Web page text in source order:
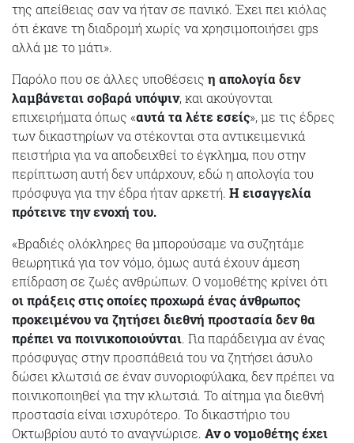
της απείθειας σαν να ήταν σε πανικό. Έχει πει κιόλας
ότι έκανε τη διαδρομή χωρίς να χρησιμοποιήσει gps
αλλά με το μάτι».
Παρόλο που σε άλλες υποθέσεις η απολογία δεν
λαμβάνεται σοβαρά υπόψιν, και ακούγονται
επιχειρήματα όπως «αυτά τα λέτε εσείς», με τις έδρες
των δικαστηρίων να στέκονται στα αντικειμενικά
πειστήρια για να αποδειχθεί το έγκλημα, που στην
περίπτωση αυτή δεν υπάρχουν, εδώ η απολογία του
πρόσφυγα για την έδρα ήταν αρκετή. Η εισαγγελία
πρότεινε την ενοχή του.
«Βραδιές ολόκληρες θα μπορούσαμε να συζητάμε
θεωρητικά για τον νόμο, όμως αυτά έχουν άμεση
επίδραση σε ζωές ανθρώπων. Ο νομοθέτης κρίνει ότι
οι πράξεις στις οποίες προχωρά ένας άνθρωπος
προκειμένου να ζητήσει διεθνή προστασία δεν θα
πρέπει να ποινικοποιούνται. Για παράδειγμα αν ένας
πρόσφυγας στην προσπάθειά του να ζητήσει άσυλο
δώσει κλωτσιά σε έναν συνοριοφύλακα, δεν πρέπει να
ποινικοποιηθεί για την κλωτσιά. Το αίτημα για διεθνή
προστασία είναι ισχυρότερο. Το δικαστήριο του
Οκτωβρίου αυτό το αναγνώρισε. Αν ο νομοθέτης έχει